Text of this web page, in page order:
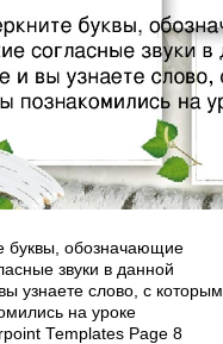
буквы, обозначающие
звуки в данной
узнаете слово, с которым
на уроке
Templates Page 8